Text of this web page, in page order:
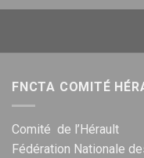
FNCTA COMITÉ
Comité de l’Hérault
Fédération Nationale